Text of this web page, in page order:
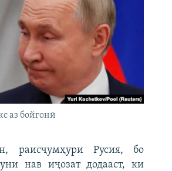
аз бойгонӣ
раисҷумҳури Русия, бо
нав иҷозат додааст, ки